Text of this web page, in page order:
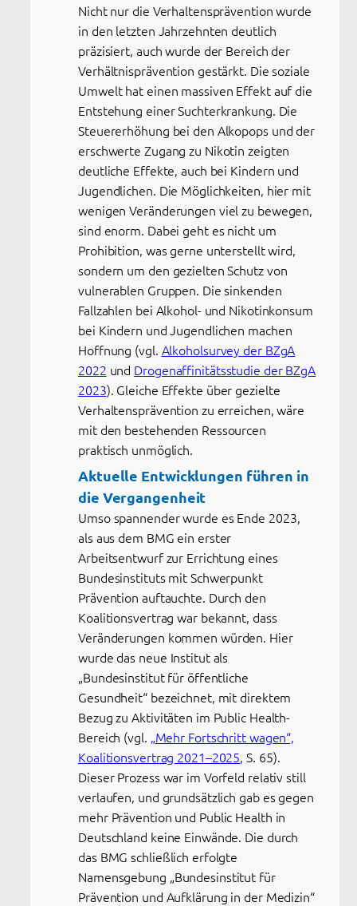
Nicht nur die Verhaltensprävention wurde
in den letzten Jahrzehnten deutlich
präzisiert, auch wurde der Bereich der
Verhältnisprävention gestärkt. Die soziale
Umwelt hat einen massiven Effekt auf die
Entstehung einer Suchterkrankung. Die
Steuererhöhung bei den Alkopops und der
erschwerte Zugang zu Nikotin zeigten
deutliche Effekte, auch bei Kindern und
Jugendlichen. Die Möglichkeiten, hier mit
wenigen Veränderungen viel zu bewegen,
sind enorm. Dabei geht es nicht um
Prohibition, was gerne unterstellt wird,
sondern um den gezielten Schutz von
vulnerablen Gruppen. Die sinkenden
Fallzahlen bei Alkohol- und Nikotinkonsum
bei Kindern und Jugendlichen machen
Hoffnung (vgl. Alkoholsurvey der BZgA
2022 und Drogenaffinitätsstudie der BZgA
2023). Gleiche Effekte über gezielte
Verhaltensprävention zu erreichen, wäre
mit den bestehenden Ressourcen
praktisch unmöglich.
Aktuelle Entwicklungen führen in
die Vergangenheit
Umso spannender wurde es Ende 2023,
als aus dem BMG ein erster
Arbeitsentwurf zur Errichtung eines
Bundesinstituts mit Schwerpunkt
Prävention auftauchte. Durch den
Koalitionsvertrag war bekannt, dass
Veränderungen kommen würden. Hier
wurde das neue Institut als
„Bundesinstitut für öffentliche
Gesundheit“ bezeichnet, mit direktem
Bezug zu Aktivitäten im Public Health-
Bereich (vgl. „Mehr Fortschritt wagen“,
Koalitionsvertrag 2021–2025, S. 65).
Dieser Prozess war im Vorfeld relativ still
verlaufen, und grundsätzlich gab es gegen
mehr Prävention und Public Health in
Deutschland keine Einwände. Die durch
das BMG schließlich erfolgte
Namensgebung „Bundesinstitut für
Prävention und Aufklärung in der Medizin“